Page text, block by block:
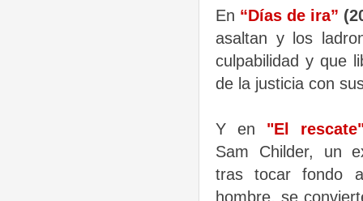
En “Días de ira”
asaltan y los
culpabilidad y que
de la justicia con
Y en "El
Sam Childer, un
tras tocar fondo
hombre, se